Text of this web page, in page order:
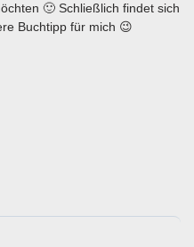
🙂 Schließlich findet sich
Buchtipp für mich 😉